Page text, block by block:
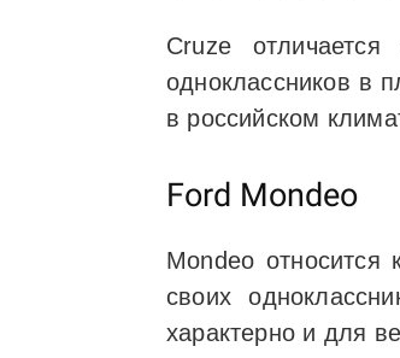
Cruze
одноклассников в
в российском
Ford Mondeo
Mondeo
своих
характерно и для